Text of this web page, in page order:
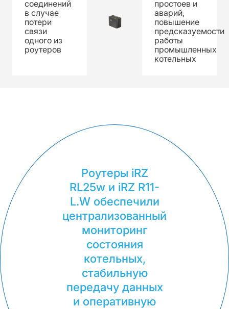
соединений
в случае
потери
связи
одного из
роутеров
простоев и
аварий,
повышение
предсказуемости
работы
промышленных
котельных
Роутеры iRZ
RL25w и iRZ R11-
L.W обеспечили
централизованный
мониторинг
состояния
котельных,
стабильную
передачу данных
и оперативную